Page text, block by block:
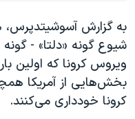
به گزارش آسوشیتدپرس،
شیوع گونه «دلتا» -
ویروس کرونا که اولین
بخش‌هایی از آمریکا
کرونا خودداری می‌کنند.